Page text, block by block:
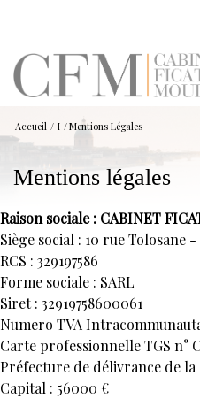
Accueil I Mentions Légales
mentions légales
Raison sociale : CABINET
Siège social : 10 rue Tolosane
RCS : 329197586
Forme sociale : SARL
Siret : 32919758600061
Numero TVA
Carte professionnelle TGS n°
Préfecture de délivrance de
Capital : 56000 €